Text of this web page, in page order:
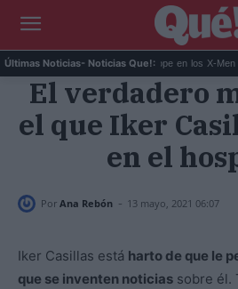
Últimas Noticias- Noticias Que!:
Kit Connor será Cíclope en los X-Men del
El verdadero
el que Iker
en el
Por Ana Rebón - 13 mayo, 2021 06:07
Iker Casillas está harto de que le
que se inventen noticias sobre él.